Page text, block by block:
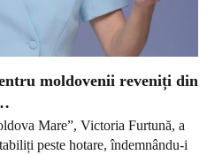
moldovenii reveniți din
Mare”, Victoria Furtună, a
peste hotare, îndemnându-i